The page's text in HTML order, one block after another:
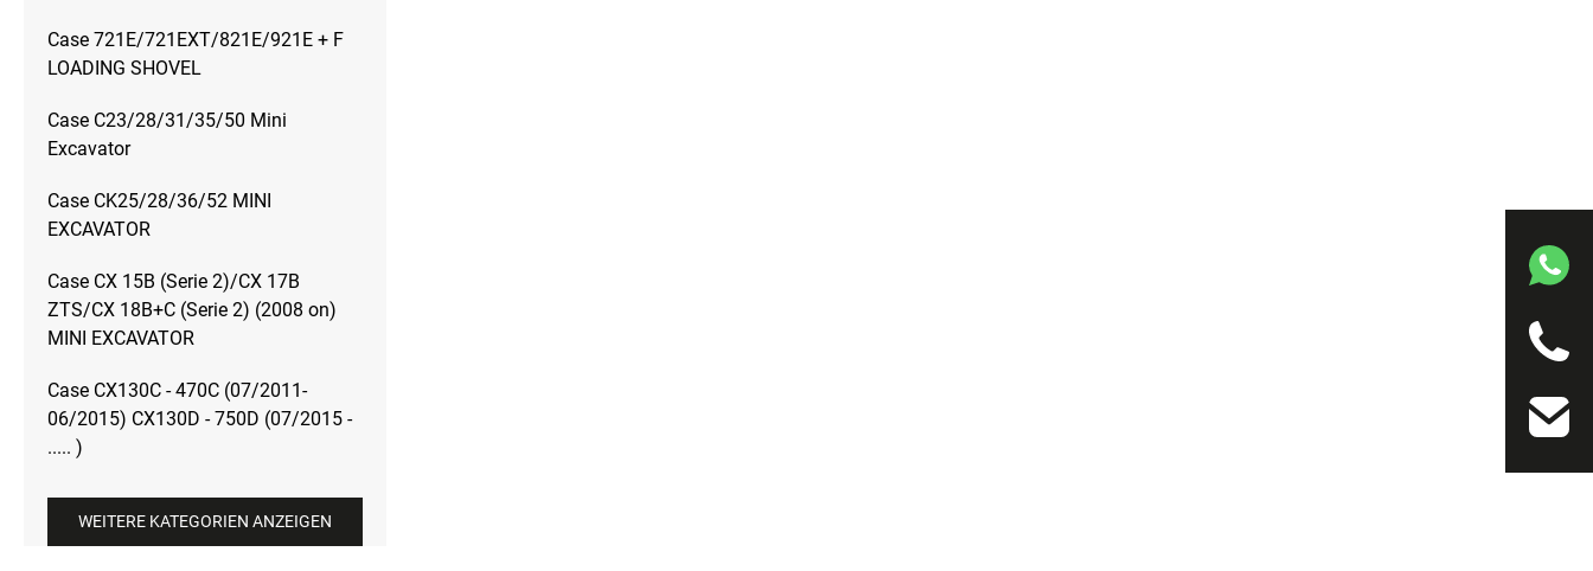
Case 721E/721EXT/821E/921E + F
LOADING SHOVEL
Case C23/28/31/35/50 Mini
Excavator
Case CK25/28/36/52 MINI
EXCAVATOR
Case CX 15B (Serie 2)/CX 17B
ZTS/CX 18B+C (Serie 2) (2008 on)
MINI EXCAVATOR
Case CX130C - 470C (07/2011-
06/2015) CX130D - 750D (07/2015 -
..... )
WEITERE KATEGORIEN ANZEIGEN